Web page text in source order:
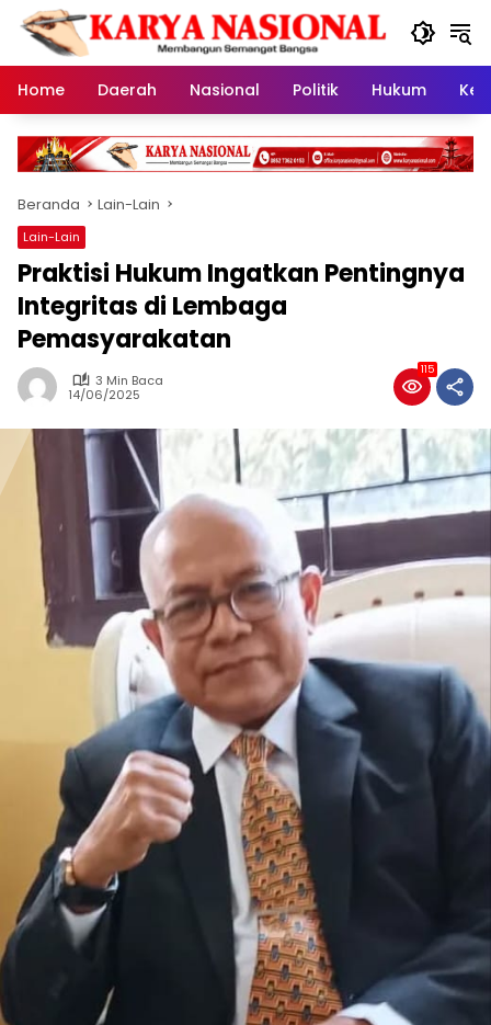
Langsung
konten
Home
Daerah Nasional Politik Hukum
Beranda Lain-Lain
Lain-Lain
Praktisi Hukum Ingatkan Pentingnya
Integritas di Lembaga
Pemasyarakatan
3 Min Baca
14/06/2025
115